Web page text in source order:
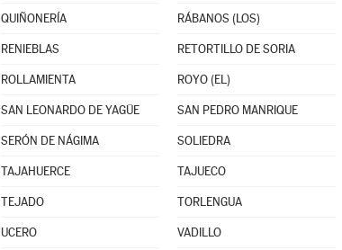
QUIÑONERÍA RÁBANOS (LOS)
RENIEBLAS RETORTILLO DE SORIA
ROLLAMIENTA ROYO (EL)
SAN LEONARDO DE YAGÜE SAN PEDRO MANRIQUE
SERÓN DE NÁGIMA SOLIEDRA
TAJAHUERCE TAJUECO
TEJADO TORLENGUA
UCERO VADILLO